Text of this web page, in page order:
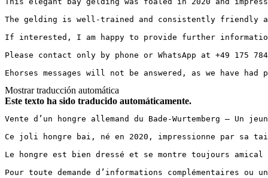
The gelding is well-trained and consistently friendly
If interested, I am happy to provide further
Please contact only by phone or WhatsApp at +49 175
Ehorses messages will not be answered, as we have had
Mostrar traducción automática
Este texto ha sido traducido automáticamente.
Vente d’un hongre allemand du Bade-Wurtemberg – Un
Ce joli hongre bai, né en 2020, impressionne par sa
Le hongre est bien dressé et se montre toujours
Pour toute demande d’informations complémentaires